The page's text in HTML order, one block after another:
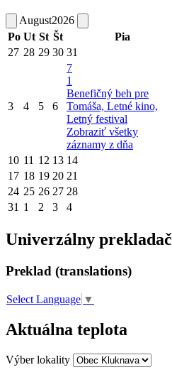
August2026
Po Ut St Št Pia
27 28 29 30 31
3 4 5 6
7
1
Benefičný beh pre
Tomáša, Letné kino,
Letný festival
Zobraziť všetky
záznamy z dňa
10 11 12 13 14
17 18 19 20 21
24 25 26 27 28
31 1 2 3 4
Univerzálny prekladač
Preklad (translations)
Select Language ▼
Aktuálna teplota
Výber lokality